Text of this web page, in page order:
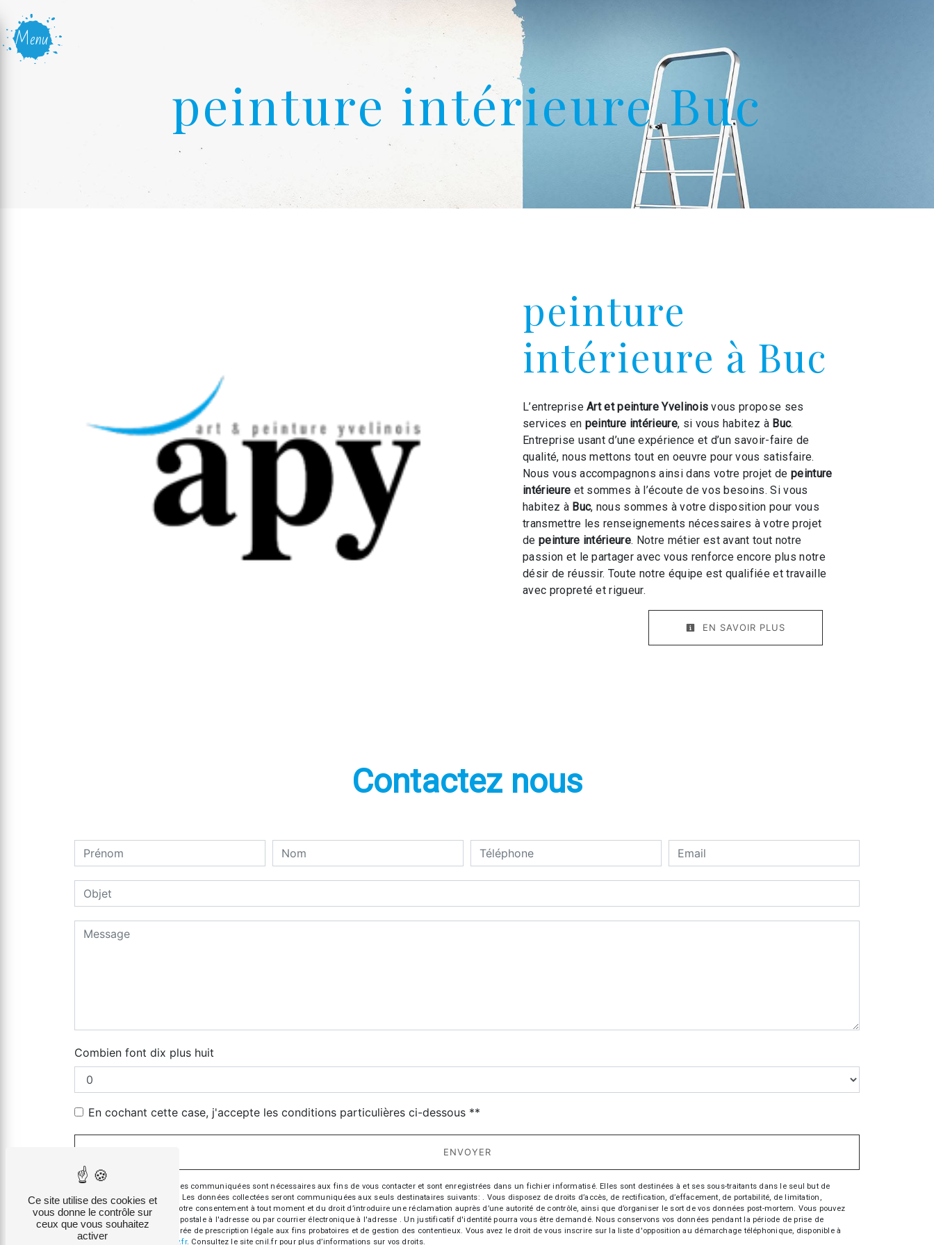
Menu
peinture intérieure Buc
peinture
intérieure à Buc
L’entrepriseArt et peinture Yvelinois vous propose ses
services en peinture intérieure, si vous habitez à Buc.
Entreprise usant d’une expérience et d’un savoir-faire de
qualité, nous mettons tout en oeuvre pour vous satisfaire.
Nous vous accompagnons ainsi dans votre projet depeinture
intérieure et sommes à l’écoute de vos besoins. Si vous
habitez à Buc, nous sommes à votre disposition pour vous
transmettre les renseignements nécessaires à votre projet
de peinture intérieure. Notre métier est avant tout notre
passion et le partager avec vous renforce encore plus notre
désir de réussir. Toute notre équipe est qualifiée et travaille
avec propreté et rigueur.
EN SAVOIR PLUS
Contactez nous
Combien font dix plus huit
En cochant cette case, j'accepte les conditions particulières ci-dessous **
ENVOYER
** Les données personnelles communiquées sont nécessaires aux fins de vous contacter et sont enregistrées dans un fichier informatisé. Elles sont destinées à et ses sous-traitants dans le seul but de
répondre à votre message. Les données collectées seront communiquées aux seuls destinataires suivants: . Vous disposez de droits d’accès, de rectification, d’effacement, de portabilité, de limitation,
d’opposition, de retrait de votre consentement à tout moment et du droit d’introduire une réclamation auprès d’une autorité de contrôle, ainsi que d’organiser le sort de vos données post-mortem. Vous pouvez
exercer ces droits par voie postale à l'adresse ou par courrier électronique à l'adresse . Un justificatif d'identité pourra vous être demandé. Nous conservons vos données pendant la période de prise de
contact puis pendant la durée de prescription légale aux fins probatoires et de gestion des contentieux. Vous avez le droit de vous inscrire sur la liste d'opposition au démarchage téléphonique, disponible à
cette adresse:
Bloctel.gouv.fr. Consultez le site cnil.fr pour plus d’informations sur vos droits.
Ce site utilise des cookies et
vous donne le contrôle sur
ceux que vous souhaitez
activer